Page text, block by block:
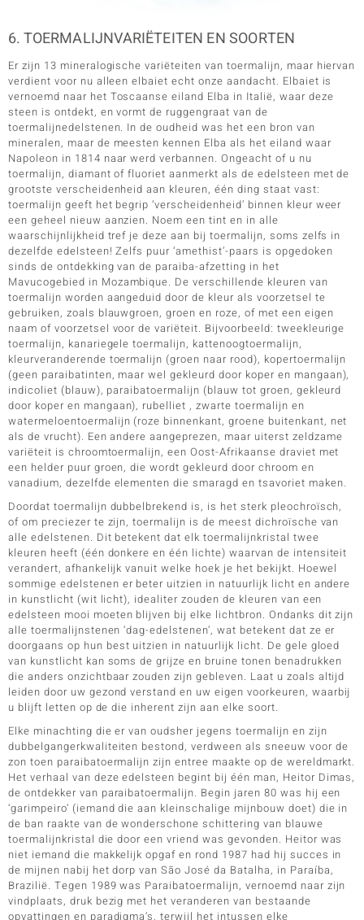
6. TOERMALIJNVARIËTEITEN EN SOORTEN
Er zijn 13 mineralogische variëteiten van toermalijn, maar hiervan
verdient voor nu alleen elbaiet echt onze aandacht. Elbaiet is
vernoemd naar het Toscaanse eiland Elba in Italië, waar deze
steen is ontdekt, en vormt de ruggengraat van de
toermalijnedelstenen. In de oudheid was het een bron van
mineralen, maar de meesten kennen Elba als het eiland waar
Napoleon in 1814 naar werd verbannen. Ongeacht of u nu
toermalijn, diamant of fluoriet aanmerkt als de edelsteen met de
grootste verscheidenheid aan kleuren, één ding staat vast:
toermalijn geeft het begrip ‘verscheidenheid’ binnen kleur weer
een geheel nieuw aanzien. Noem een tint en in alle
waarschijnlijkheid tref je deze aan bij toermalijn, soms zelfs in
dezelfde edelsteen! Zelfs puur ‘amethist’-paars is opgedoken
sinds de ontdekking van de paraiba-afzetting in het
Mavucogebied in Mozambique. De verschillende kleuren van
toermalijn worden aangeduid door de kleur als voorzetsel te
gebruiken, zoals blauwgroen, groen en roze, of met een eigen
naam of voorzetsel voor de variëteit. Bijvoorbeeld: tweekleurige
toermalijn, kanariegele toermalijn, kattenoogtoermalijn,
kleurveranderende toermalijn (groen naar rood), kopertoermalijn
(geen paraibatinten, maar wel gekleurd door koper en mangaan),
indicoliet (blauw), paraibatoermalijn (blauw tot groen, gekleurd
door koper en mangaan), rubelliet , zwarte toermalijn en
watermeloentoermalijn (roze binnenkant, groene buitenkant, net
als de vrucht). Een andere aangeprezen, maar uiterst zeldzame
variëteit is chroomtoermalijn, een Oost-Afrikaanse draviet met
een helder puur groen, die wordt gekleurd door chroom en
vanadium, dezelfde elementen die smaragd en tsavoriet maken.
Doordat toermalijn dubbelbrekend is, is het sterk pleochroïsch,
of om preciezer te zijn, toermalijn is de meest dichroïsche van
alle edelstenen. Dit betekent dat elk toermalijnkristal twee
kleuren heeft (één donkere en één lichte) waarvan de intensiteit
verandert, afhankelijk vanuit welke hoek je het bekijkt. Hoewel
sommige edelstenen er beter uitzien in natuurlijk licht en andere
in kunstlicht (wit licht), idealiter zouden de kleuren van een
edelsteen mooi moeten blijven bij elke lichtbron. Ondanks dit zijn
alle toermalijnstenen ‘dag-edelstenen’, wat betekent dat ze er
doorgaans op hun best uitzien in natuurlijk licht. De gele gloed
van kunstlicht kan soms de grijze en bruine tonen benadrukken
die anders onzichtbaar zouden zijn gebleven. Laat u zoals altijd
leiden door uw gezond verstand en uw eigen voorkeuren, waarbij
u blijft letten op de die inherent zijn aan elke soort.
Elke minachting die er van oudsher jegens toermalijn en zijn
dubbelgangerkwaliteiten bestond, verdween als sneeuw voor de
zon toen paraibatoermalijn zijn entree maakte op de wereldmarkt.
Het verhaal van deze edelsteen begint bij één man, Heitor Dimas,
de ontdekker van paraibatoermalijn. Begin jaren 80 was hij een
‘garimpeiro’ (iemand die aan kleinschalige mijnbouw doet) die in
de ban raakte van de wonderschone schittering van blauwe
toermalijnkristal die door een vriend was gevonden. Heitor was
niet iemand die makkelijk opgaf en rond 1987 had hij succes in
de mijnen nabij het dorp van São José da Batalha, in Paraíba,
Brazilië. Tegen 1989 was Paraibatoermalijn, vernoemd naar zijn
vindplaats, druk bezig met het veranderen van bestaande
opvattingen en paradigma’s, terwijl het intussen elke